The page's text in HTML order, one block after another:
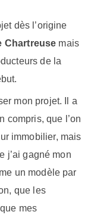
dès l’origine
Chartreuse mais
de la
mon projet. Il a
compris, que l’on
immobilier, mais
j’ai gagné mon
un modèle par
que les
mes